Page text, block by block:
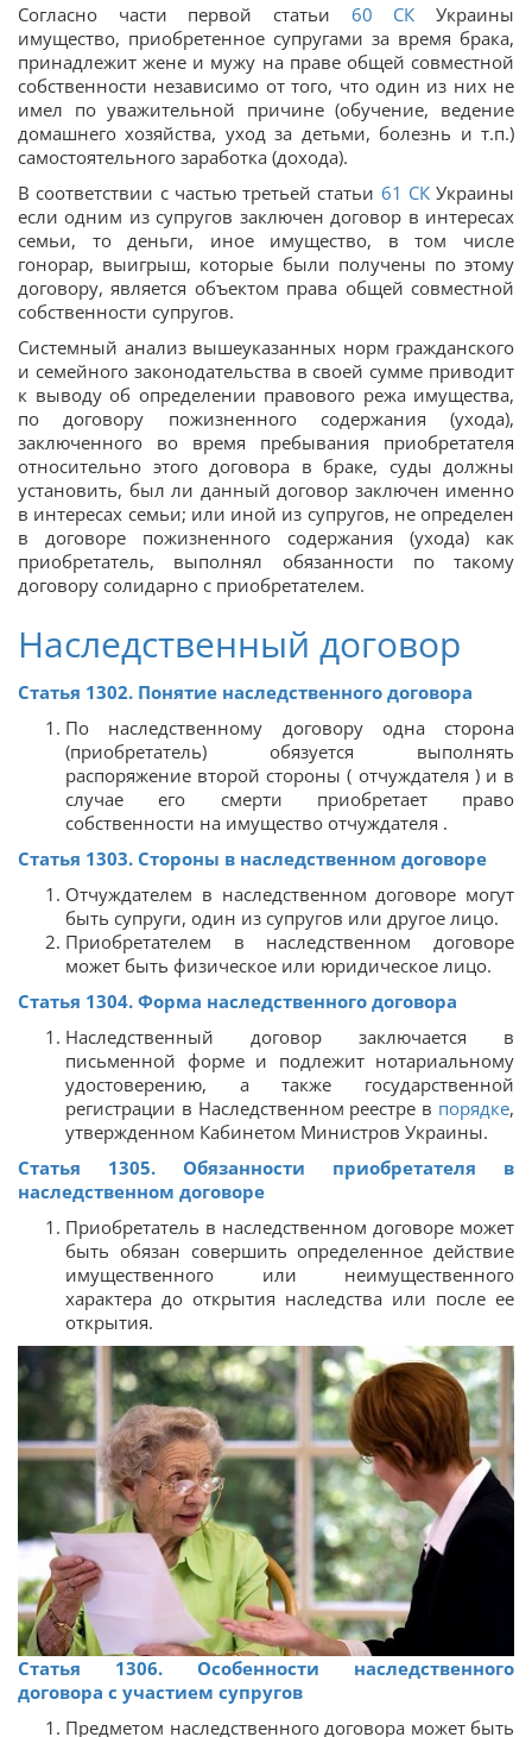
Согласно части первой статьи 60 СК Украины
имущество, приобретенное супругами за время брака,
принадлежит жене и мужу на праве общей совместной
собственности независимо от того, что один из них не
имел по уважительной причине (обучение, ведение
домашнего хозяйства, уход за детьми, болезнь и т.п.)
самостоятельного заработка (дохода).
В соответствии с частью третьей статьи 61 СКУкраины
если одним из супругов заключен договор в интересах
семьи, то деньги, иное имущество, в том числе
гонорар, выигрыш, которые были получены по этому
договору, является объектом права общей совместной
собственности супругов.
Системный анализ вышеуказанных норм гражданского
и семейного законодательства в своей сумме приводит
к выводу об определении правового режа имущества,
по договору пожизненного содержания (ухода),
заключенного во время пребывания приобретателя
относительно этого договора в браке, суды должны
установить, был ли данный договор заключен именно
в интересах семьи; или иной из супругов, не определен
в договоре пожизненного содержания (ухода) как
приобретатель, выполнял обязанности по такому
договору солидарно с приобретателем.
Наследственный договор
Статья 1302. Понятие наследственного договора
По наследственному договору одна сторона
(приобретатель) обязуется выполнять
распоряжение второй стороны ( отчуждателя ) и в
случае его смерти приобретает право
собственности на имущество отчуждателя .
Статья 1303. Стороны в наследственном договоре
Отчуждателем в наследственном договоре могут
быть супруги, один из супругов или другое лицо.
Приобретателем в наследственном договоре
может быть физическое или юридическое лицо.
Статья 1304. Форма наследственного договора
Наследственный договор заключается в
письменной форме и подлежит нотариальному
удостоверению, а также государственной
регистрации в Наследственном реестре в порядке,
утвержденном Кабинетом Министров Украины.
Статья 1305. Обязанности приобретателя в
наследственном договоре
Приобретатель в наследственном договоре может
быть обязан совершить определенное действие
имущественного или неимущественного
характера до открытия наследства или после ее
открытия.
Статья 1306. Особенности наследственного
договора с участием супругов
Предметом наследственного договора может быть